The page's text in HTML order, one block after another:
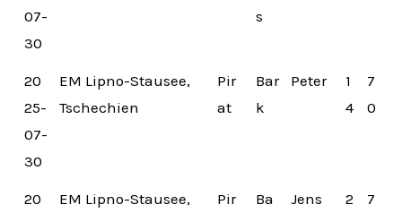
07-
30
s
20
25-
07-
30
EM Lipno-Stausee,
Tschechien
Pir
at
Bar
k
Peter
1
4
7
0
20
EM Lipno-Stausee,
Pir
Ba
Jens
2
7